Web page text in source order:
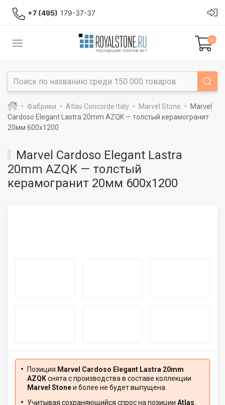
+7 (495) 179-37-37
0
Фабрики Atlas Concorde Italy Marvel Stone
Marvel
Cardoso Elegant Lastra 20mm AZQK — толстый керамогранит
20мм 600x1200
Marvel Cardoso Elegant Lastra
20mm AZQK — толстый
керамогранит 20мм 600x1200
Позиция Marvel Cardoso Elegant Lastra 20mm
AZQKснята с производства в составе коллекции
Marvel Stoneи более не будет выпущена.
Учитывая сохраняющийся спрос на позиции Atlas